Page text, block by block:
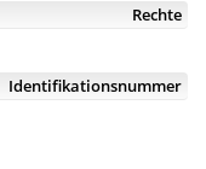
Rechte
Identifikationsnummer